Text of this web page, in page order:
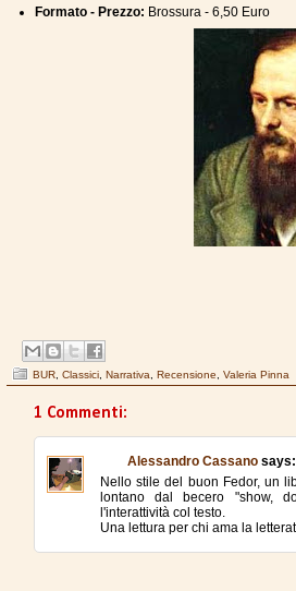
Formato - Prezzo: Brossura - 6,50 Euro
BUR Classici Narrativa Recensione Valeria Pinna
1 Commenti:
Alessandro Cassano says:
Nello stile del buon Fedor, un
lontano dal becero "show,
l'interattività col testo.
Una lettura per chi ama la